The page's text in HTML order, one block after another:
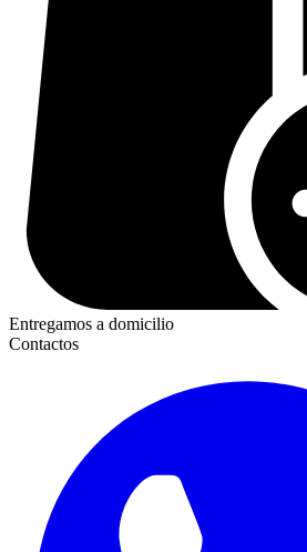
Entregamos a domicilio
Contactos